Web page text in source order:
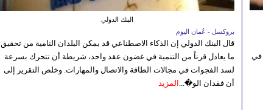
البنك الدولي
بروكسل - عُمان اليوم
قال البنك الدولي إن الذكاء الاصطناعي قد يمكن البلدان النامية من تحقيق
ما يعادل قرناً من التنمية في غضون عقد واحد، شريطة أن تتحرك بسرعة
لسد الفجوات في مجالات الطاقة والاتصال والمهارات. وخلص التقرير إلى
أن فقدان الو�... المزيد
في